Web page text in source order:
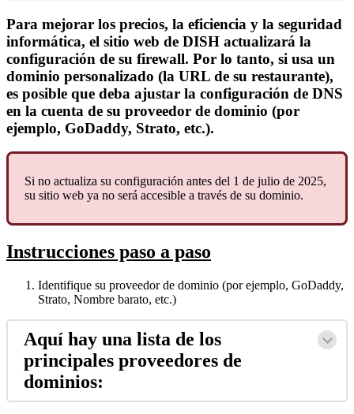
Para mejorar los precios, la eficiencia y la seguridad
informática, el sitio web de DISH actualizará la
configuración de su firewall. Por lo tanto, si usa un
dominio personalizado (la URL de su restaurante),
es posible que deba ajustar la configuración de DNS
en la cuenta de su proveedor de dominio (por
ejemplo, GoDaddy, Strato, etc.).
Si no actualiza su configuración antes del 1 de julio de 2025,
su sitio web ya no será accesible a través de su dominio.
Instrucciones paso a paso
Identifique su proveedor de dominio (por ejemplo, GoDaddy,
Strato, Nombre barato, etc.)
Aquí hay una lista de los
principales proveedores de
dominios: